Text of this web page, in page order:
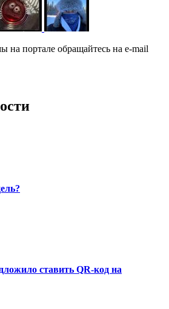
на портале обращайтесь на e-mail
ставить QR-код на